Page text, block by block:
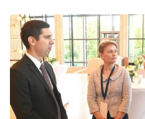
населённым пунктам шанс
развиваться»